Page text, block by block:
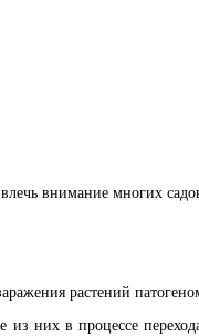
внимание многих
растений
из них в процессе